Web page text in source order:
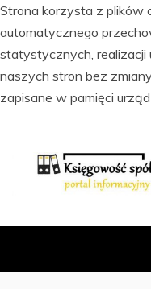
Strona korzysta z plików
automatycznego
statystycznych, realizacji
naszych stron bez
zapisane w pamięci